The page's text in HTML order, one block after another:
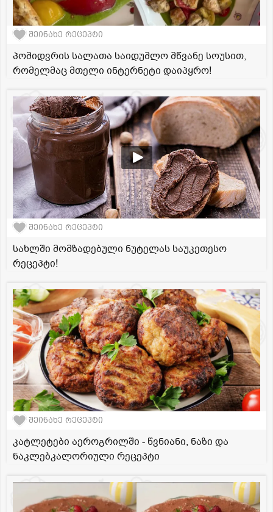
შეინახე რეცეპტი
პომიდვრის სალათა საიდუმლო მწვანე სოუსით,
რომელმაც მთელი ინტერნეტი დაიპყრო!
შეინახე რეცეპტი
სახლში მომზადებული ნუტელას საუკეთესო
რეცეპტი!
შეინახე რეცეპტი
კატლეტები აეროგრილში - წვნიანი, ნაზი და
ნაკლებკალორიული რეცეპტი